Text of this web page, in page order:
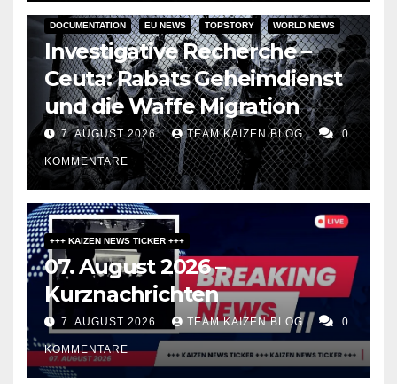
DOCUMENTATION EU NEWS TOPSTORY WORLD NEWS
Investigative Recherche –
Ceuta: Rabats Geheimdienst
und die Waffe Migration
7. AUGUST 2026 TEAM KAIZEN BLOG 0
KOMMENTARE
+++ KAIZEN NEWS TICKER +++
07. August 2026 –
Kurznachrichten
7. AUGUST 2026 TEAM KAIZEN BLOG 0
KOMMENTARE
DARK AMERICA